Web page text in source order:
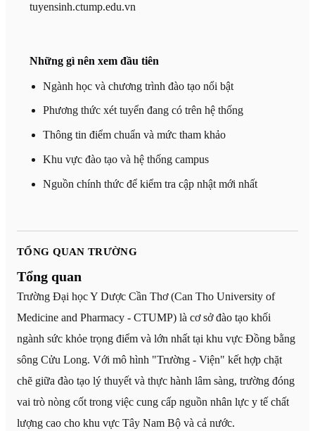
tuyensinh.ctump.edu.vn
Những gì nên xem đầu tiên
Ngành học và chương trình đào tạo nổi bật
Phương thức xét tuyển đang có trên hệ thống
Thông tin điểm chuẩn và mức tham khảo
Khu vực đào tạo và hệ thống campus
Nguồn chính thức để kiểm tra cập nhật mới nhất
TỔNG QUAN TRƯỜNG
Tổng quan
Trường Đại học Y Dược Cần Thơ (Can Tho University of
Medicine and Pharmacy - CTUMP) là cơ sở đào tạo khối
ngành sức khỏe trọng điểm và lớn nhất tại khu vực Đồng bằng
sông Cửu Long. Với mô hình "Trường - Viện" kết hợp chặt
chẽ giữa đào tạo lý thuyết và thực hành lâm sàng, trường đóng
vai trò nòng cốt trong việc cung cấp nguồn nhân lực y tế chất
lượng cao cho khu vực Tây Nam Bộ và cả nước.